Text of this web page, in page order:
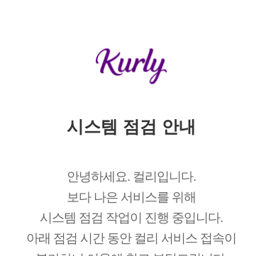
시스템 점검 안내
안녕하세요. 컬리입니다.
보다 나은 서비스를 위해
시스템 점검 작업이 진행 중입니다.
아래 점검 시간 동안 컬리 서비스 접속이